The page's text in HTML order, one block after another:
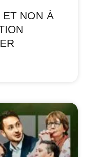
ET NON À